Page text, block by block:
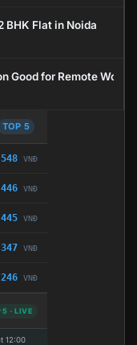
BHK Flat in Noida
Good for Remote Work?
TOP 5
VNĐ
VNĐ
VNĐ
VNĐ
VNĐ
5 · LIVE
12:00